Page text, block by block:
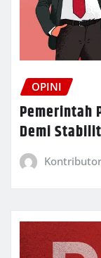
OPINI
Pemerintah
Demi
Kontributor